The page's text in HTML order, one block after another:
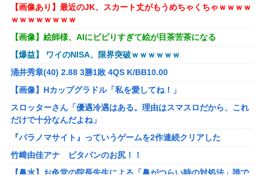
パパ活不倫を暴露された大物芸人さん(63)、晒されたLINEが
面白すぎるｗｗｗｗｗｗｗｗｗ(画像ｱﾘ)
【悲報】黒人、卑怯すぎて炎上するｗｗｗｗ
【悲報】有名漫画家、がんを公表「大腸癌になってしまいま
した。肝臓に転移も見られてステージ4です」
【ROBOT魂】 88,000のミーティアが二次も即完売なの大人
気すぎる…
ブラッドボーン全クリしたんだが
【ナイトレイン】 舐め腐ったネタビルドで床舐めしまくる
「俺って面白いやろ？」みたいな寒い奴
【画像あり】最近のJK、スカート丈がもうめちゃくちゃｗｗｗｗ
ｗｗｗｗｗｗｗｗ
【画像】絵師様、AIにビビりすぎて絵が目茶苦茶になる
【爆益】 ワイのNISA、限界突破ｗｗｗｗｗｗ
涌井秀章(40) 2.88 3勝1敗 4QS K/BB10.00
【画像】Hカップグラドル「私を愛してね！」
スロッターさん「優遇冷遇はある。理由はスマスロだから、これ
だけで十分なんだよね」
『パラノマサイト』っていうゲームを2作連続クリアした
竹﨑由佳アナ ピタパンのお尻！！
【鼻水】お灸堂の院長先生による「鼻がつらい時の対処法」誰で